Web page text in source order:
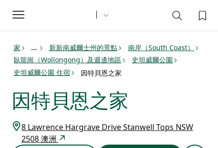
Toggle
navigation
家 ... 新新南威爾士州的景點
南岸（South Coast）
臥龍崗（Wollongong）及週邊地區
史坦威爾公園
史坦威爾公園 住宿
因特貝恩之家
因特貝恩之家
8 Lawrence Hargrave Drive Stanwell Tops NSW
2508 澳洲